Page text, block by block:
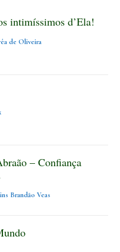
intimíssimos d’Ela!
de Oliveira
– Confiança
Brandão Veas